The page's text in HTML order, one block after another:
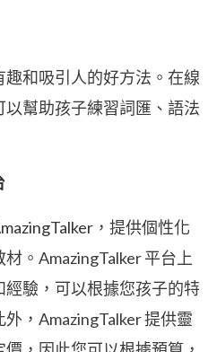
和吸引人的好方法。在線
幫助孩子練習詞匯、語法
，提供個性化
。AmazingTalker 平台上
驗，可以根據您孩子的特
，AmazingTalker 提供靈